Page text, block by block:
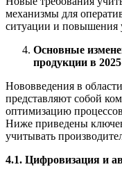
механизмы для
ситуации и повышения
Основные
продукции в 2025
Нововведения в
представляют собой
оптимизацию
Ниже приведены
учитывать
4.1. Цифровизация и